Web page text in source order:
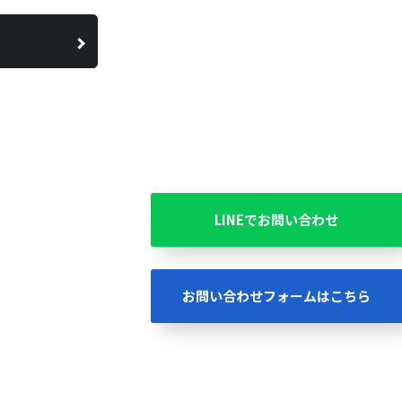
LINEでお問い合わせ
お問い合わせフォームはこちら